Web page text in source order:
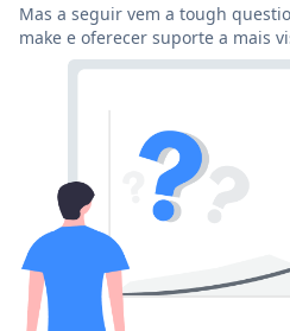
Mas a seguir vem a tough
make e oferecer suporte a mais